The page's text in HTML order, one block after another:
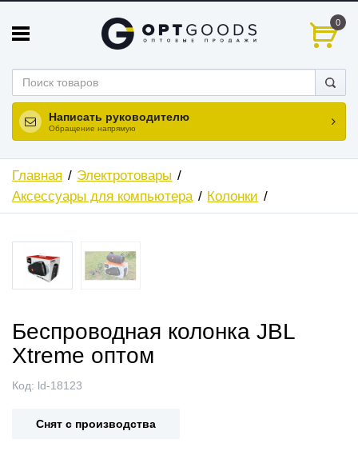
0
Написать руководителю
Обращение напрямую
Главная
Электротовары
Аксессуары для компьютера
Колонки
Беспроводная колонка JBL
Xtreme оптом
Код: ld-18123
Снят с производства